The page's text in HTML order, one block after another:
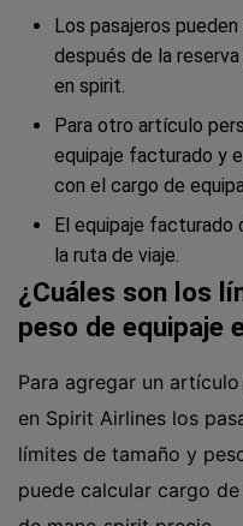
Los pasajeros
después de la
en spirit.
Para otro artículo
equipaje facturado y
con el cargo de
El equipaje facturado
la ruta de viaje.
¿Cuáles son los
peso de equipaje
Para agregar un
en Spirit Airlines los
límites de tamaño y
puede calcular cargo